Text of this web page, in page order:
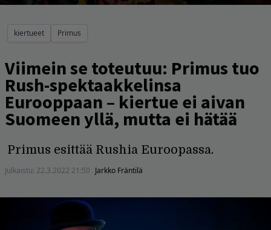
kiertueet Primus
Viimein se toteutuu: Primus tuo
Rush-spektaakkelinsa
Eurooppaan – kiertue ei aivan
Suomeen yllä, mutta ei hätää
Primus esittää Rushia Euroopassa.
Julkaistu: 22.3.2022 21:50 Jarkko Fräntilä